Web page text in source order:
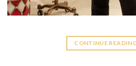
CONTINUE